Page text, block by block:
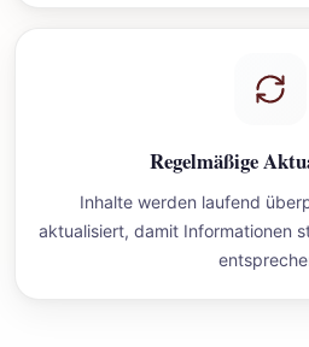
Regelmäßige
Inhalte werden laufend
aktualisiert, damit Informationen